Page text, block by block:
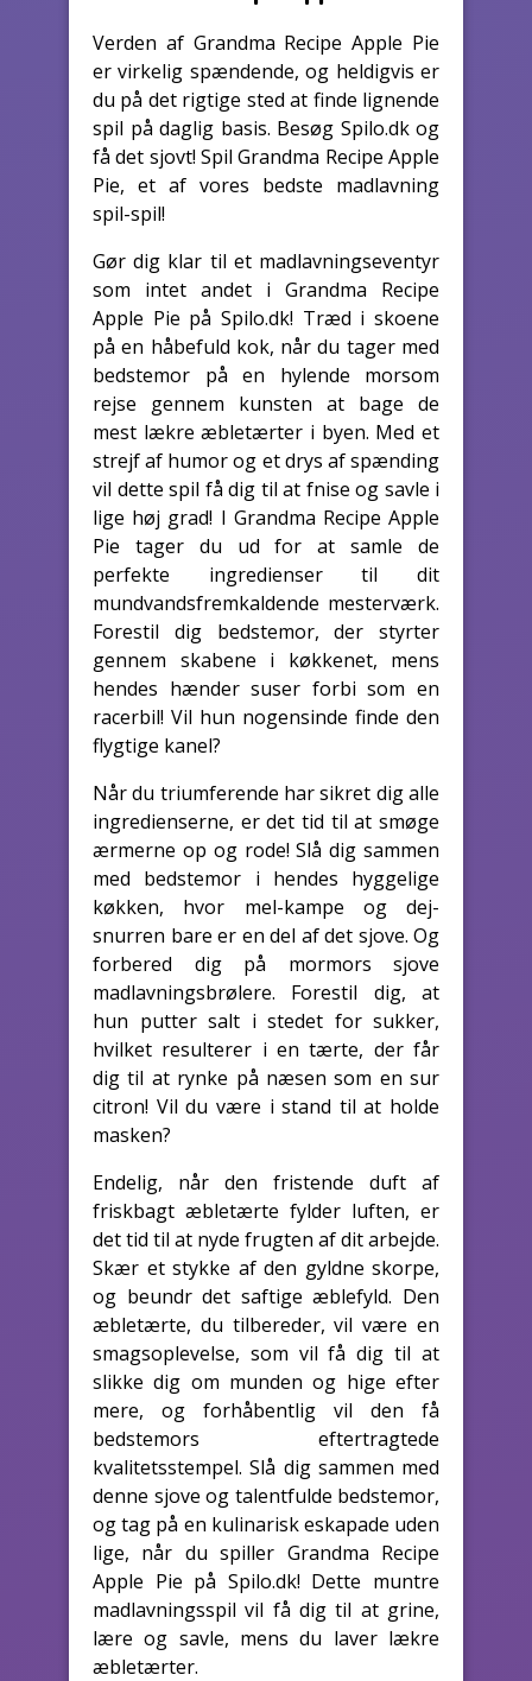
Verden af Grandma Recipe Apple Pie
er virkelig spændende, og heldigvis er
du på det rigtige sted at finde lignende
spil på daglig basis. Besøg Spilo.dk og
få det sjovt! Spil Grandma Recipe Apple
Pie, et af vores bedste madlavning
spil-spil!
Gør dig klar til et madlavningseventyr
som intet andet i Grandma Recipe
Apple Pie på Spilo.dk! Træd i skoene
på en håbefuld kok, når du tager med
bedstemor på en hylende morsom
rejse gennem kunsten at bage de
mest lækre æbletærter i byen. Med et
strejf af humor og et drys af spænding
vil dette spil få dig til at fnise og savle i
lige høj grad! I Grandma Recipe Apple
Pie tager du ud for at samle de
perfekte ingredienser til dit
mundvandsfremkaldende mesterværk.
Forestil dig bedstemor, der styrter
gennem skabene i køkkenet, mens
hendes hænder suser forbi som en
racerbil! Vil hun nogensinde finde den
flygtige kanel?
Når du triumferende har sikret dig alle
ingredienserne, er det tid til at smøge
ærmerne op og rode! Slå dig sammen
med bedstemor i hendes hyggelige
køkken, hvor mel-kampe og dej-
snurren bare er en del af det sjove. Og
forbered dig på mormors sjove
madlavningsbrølere. Forestil dig, at
hun putter salt i stedet for sukker,
hvilket resulterer i en tærte, der får
dig til at rynke på næsen som en sur
citron! Vil du være i stand til at holde
masken?
Endelig, når den fristende duft af
friskbagt æbletærte fylder luften, er
det tid til at nyde frugten af dit arbejde.
Skær et stykke af den gyldne skorpe,
og beundr det saftige æblefyld. Den
æbletærte, du tilbereder, vil være en
smagsoplevelse, som vil få dig til at
slikke dig om munden og hige efter
mere, og forhåbentlig vil den få
bedstemors eftertragtede
kvalitetsstempel. Slå dig sammen med
denne sjove og talentfulde bedstemor,
og tag på en kulinarisk eskapade uden
lige, når du spiller Grandma Recipe
Apple Pie på Spilo.dk! Dette muntre
madlavningsspil vil få dig til at grine,
lære og savle, mens du laver lækre
æbletærter.